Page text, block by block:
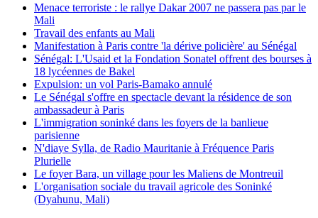
Menace terroriste : le rallye Dakar 2007 ne passera pas par le
Mali
Travail des enfants au Mali
Manifestation à Paris contre 'la dérive policière' au Sénégal
Sénégal: L'Usaid et la Fondation Sonatel offrent des bourses à
18 lycéennes de Bakel
Expulsion: un vol Paris-Bamako annulé
Le Sénégal s'offre en spectacle devant la résidence de son
ambassadeur à Paris
L'immigration soninké dans les foyers de la banlieue
parisienne
N'diaye Sylla, de Radio Mauritanie à Fréquence Paris
Plurielle
Le foyer Bara, un village pour les Maliens de Montreuil
L'organisation sociale du travail agricole des Soninké
(Dyahunu, Mali)